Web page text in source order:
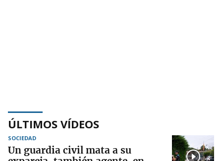
ÚLTIMOS VÍDEOS
SOCIEDAD
Un guardia civil mata a su